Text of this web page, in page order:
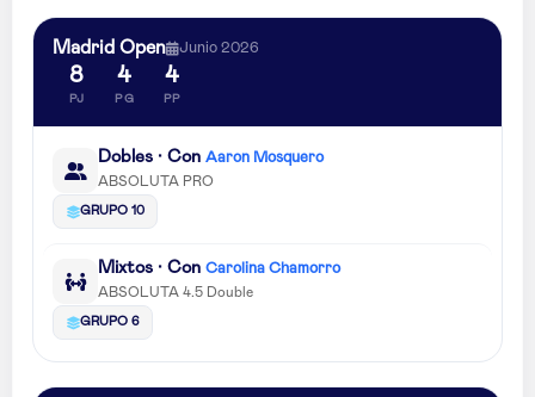
Madrid Open Junio 2026
8
PJ
4
PG
4
PP
Dobles · Con Aaron Mosquero
ABSOLUTA PRO
GRUPO 10
Mixtos · Con Carolina Chamorro
ABSOLUTA 4.5 Double
GRUPO 6